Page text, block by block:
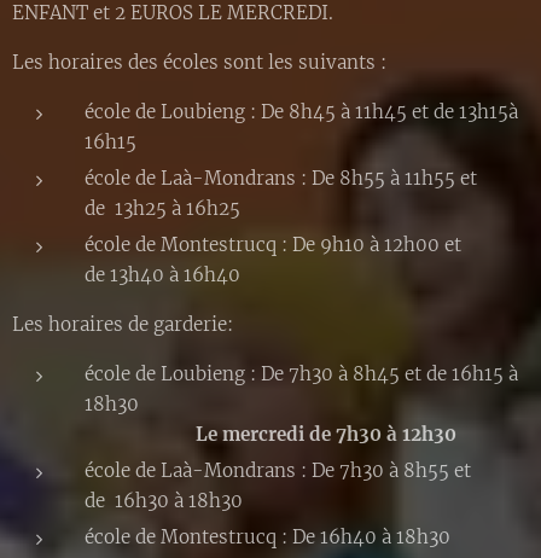
ENFANT et 2 EUROS LE MERCREDI.
Les horaires des écoles sont les suivants :
école de Loubieng : De 8h45 à 11h45 et de 13h15à
16h15
école de Laà-Mondrans : De 8h55 à 11h55 et
de 13h25 à 16h25
école de Montestrucq : De 9h10 à 12h00 et
de 13h40 à 16h40
Les horaires de garderie:
école de Loubieng : De 7h30 à 8h45 et de 16h15 à
18h30
Le mercredi de 7h30 à 12h30
école de Laà-Mondrans : De 7h30 à 8h55 et
de 16h30 à 18h30
école de Montestrucq : De 16h40 à 18h30